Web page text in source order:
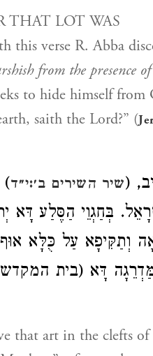
THAT LOT WAS
verse R. Abba
from the presence
to hide himself from
saith the Lord?” (
(שיר השירים ב׳:י״ד)
בְּחַגְוֵי הַסֶּלַע דָּא
וְתַקִּיפָא עַל כֻּלָּא
דָּא (בית
that art in the clefts